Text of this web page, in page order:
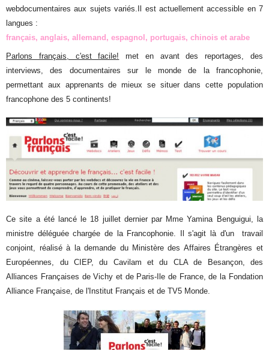
webdocumentaires aux sujets variés.Il est actuellement accessible en 7
langues :
français, anglais, allemand, espagnol, portugais, chinois et arabe
Parlons français, c'est facile! met en avant des reportages, des
interviews, des documentaires sur le monde de la francophonie,
permettant aux apprenants de mieux se situer dans cette population
francophone des 5 continents!
Ce site a été lancé le 18 juillet dernier par Mme Yamina Benguigui, la
ministre déléguée chargée de la Francophonie. Il s'agit là d'un travail
conjoint, réalisé à la demande du Ministère des Affaires Étrangères et
Européennes, du CIEP, du Cavilam et du CLA de Besançon, des
Alliances Françaises de Vichy et de Paris-Ile de France, de la Fondation
Alliance Française, de l'Institut Français et de TV5 Monde.